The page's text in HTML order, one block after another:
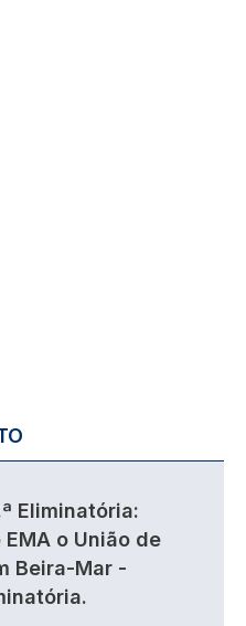
Eliminatória:
o União de
Beira-Mar -